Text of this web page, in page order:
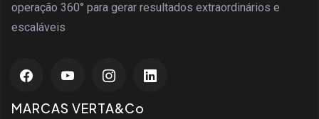
operação 360° para gerar resultados extraordinários e
escaláveis
MARCAS VERTA&Co